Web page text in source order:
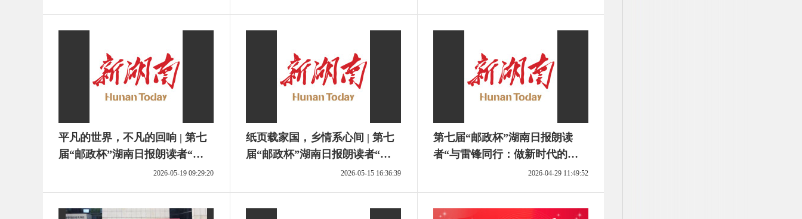
平凡的世界，不凡的回响 | 第七
届“邮政杯”湖南日报朗读者“阅
读，看见更大的世界”主题活动
2026-05-19 09:29:20
纸页载家国，乡情系心间 | 第七
届“邮政杯”湖南日报朗读者“阅
读，看见更大的世界”主题活动
2026-05-15 16:36:39
第七届“邮政杯”湖南日报朗读
者“与雷锋同行：做新时代的追
光者”主题活动优秀作品公告
2026-04-29 11:49:52